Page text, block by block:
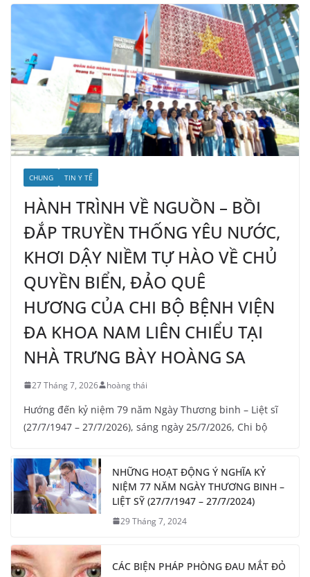
CHUNG TIN Y TẾ
HÀNH TRÌNH VỀ NGUỒN – BỒI
ĐẮP TRUYỀN THỐNG YÊU NƯỚC,
KHƠI DẬY NIỀM TỰ HÀO VỀ CHỦ
QUYỀN BIỂN, ĐẢO QUÊ
HƯƠNG CỦA CHI BỘ BỆNH VIỆN
ĐA KHOA NAM LIÊN CHIỂU TẠI
NHÀ TRƯNG BÀY HOÀNG SA
27 Tháng 7, 2026 hoàng thái
Hướng đến kỷ niệm 79 năm Ngày Thương binh – Liệt sĩ
(27/7/1947 – 27/7/2026), sáng ngày 25/7/2026, Chi bộ
NHỮNG HOẠT ĐỘNG Ý NGHĨA KỶ
NIỆM 77 NĂM NGÀY THƯƠNG BINH –
LIỆT SỸ (27/7/1947 – 27/7/2024)
29 Tháng 7, 2024
CÁC BIỆN PHÁP PHÒNG ĐAU MẮT ĐỎ